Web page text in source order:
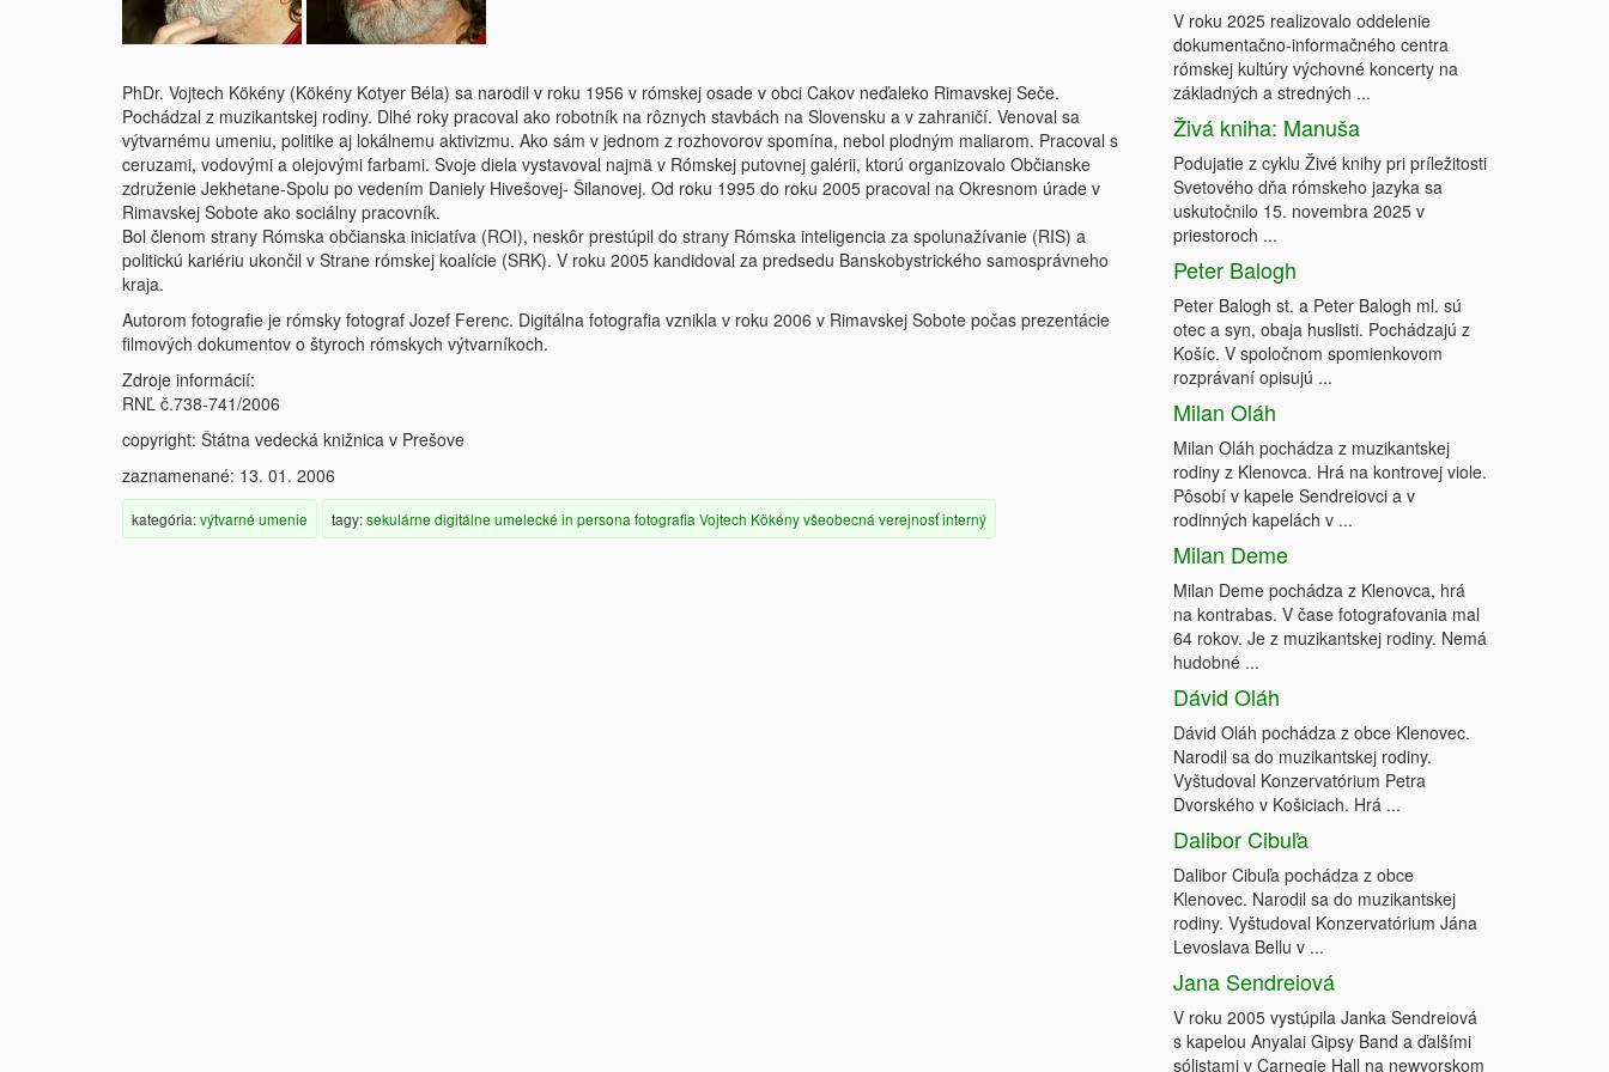
PhDr. Vojtech Kökény (Kökény Kotyer Béla) sa narodil v roku 1956 v rómskej osade v obci Cakov neďaleko Rimavskej Seče.
Pochádzal z muzikantskej rodiny. Dlhé roky pracoval ako robotník na rôznych stavbách na Slovensku a v zahraničí. Venoval sa
výtvarnému umeniu, politike aj lokálnemu aktivizmu. Ako sám v jednom z rozhovorov spomína, nebol plodným maliarom. Pracoval s
ceruzami, vodovými a olejovými farbami. Svoje diela vystavoval najmä v Rómskej putovnej galérii, ktorú organizovalo Občianske
združenie Jekhetane-Spolu po vedením Daniely Hivešovej- Šilanovej. Od roku 1995 do roku 2005 pracoval na Okresnom úrade v
Rimavskej Sobote ako sociálny pracovník.
Bol členom strany Rómska občianska iniciatíva (ROI), neskôr prestúpil do strany Rómska inteligencia za spolunažívanie (RIS) a
politickú kariériu ukončil v Strane rómskej koalície (SRK). V roku 2005 kandidoval za predsedu Banskobystrického samosprávneho
kraja.
Autorom fotografie je rómsky fotograf Jozef Ferenc. Digitálna fotografia vznikla v roku 2006 v Rimavskej Sobote počas prezentácie
filmových dokumentov o štyroch rómskych výtvarníkoch.
Zdroje informácií:
RNĽ č.738-741/2006
copyright: Štátna vedecká knižnica v Prešove
zaznamenané: 13. 01. 2006
kategória:výtvarné umenie tagy:sekulárne digitálne umelecké in persona fotografia Vojtech Kökényvšeobecná verejnosťinterný
V roku 2025 realizovalo oddelenie
dokumentačno-informačného centra
rómskej kultúry výchovné koncerty na
základných a stredných ...
Živá kniha: Manuša
Podujatie z cyklu Živé knihy pri príležitosti
Svetového dňa rómskeho jazyka sa
uskutočnilo 15. novembra 2025 v
priestoroch ...
Peter Balogh
Peter Balogh st. a Peter Balogh ml. sú
otec a syn, obaja huslisti. Pochádzajú z
Košíc. V spoločnom spomienkovom
rozprávaní opisujú ...
Milan Oláh
Milan Oláh pochádza z muzikantskej
rodiny z Klenovca. Hrá na kontrovej viole.
Pôsobí v kapele Sendreiovci a v
rodinných kapelách v ...
Milan Deme
Milan Deme pochádza z Klenovca, hrá
na kontrabas. V čase fotografovania mal
64 rokov. Je z muzikantskej rodiny. Nemá
hudobné ...
Dávid Oláh
Dávid Oláh pochádza z obce Klenovec.
Narodil sa do muzikantskej rodiny.
Vyštudoval Konzervatórium Petra
Dvorského v Košiciach. Hrá ...
Dalibor Cibuľa
Dalibor Cibuľa pochádza z obce
Klenovec. Narodil sa do muzikantskej
rodiny. Vyštudoval Konzervatórium Jána
Levoslava Bellu v ...
Jana Sendreiová
V roku 2005 vystúpila Janka Sendreiová
s kapelou Anyalai Gipsy Band a ďalšími
sólistami v Carnegie Hall na newyorskom